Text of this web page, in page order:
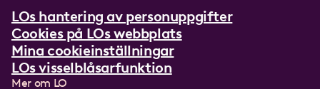
LOs hantering av personuppgifter
Cookies på LOs webbplats
Mina cookieinställningar
LOs visselblåsarfunktion
Mer om LO